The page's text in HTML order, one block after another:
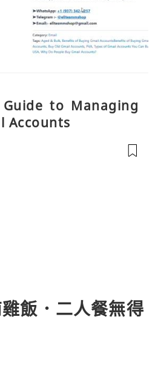
to Managing
Accounts
飯．二人餐無得